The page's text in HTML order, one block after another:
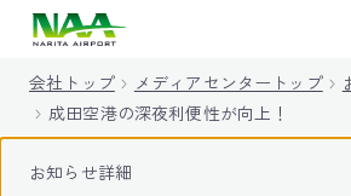
会社トップ メディアセンタートップ
成田空港の深夜利便性が向上！
お知らせ詳細